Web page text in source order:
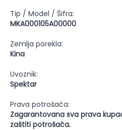
Tip / Model / Šifra:
MKA000105A00000
Zemlja porekla:
Kina
Uvoznik:
Spektar
Prava potrošača:
Zagarantovana sva prava
zaštiti potrošača.